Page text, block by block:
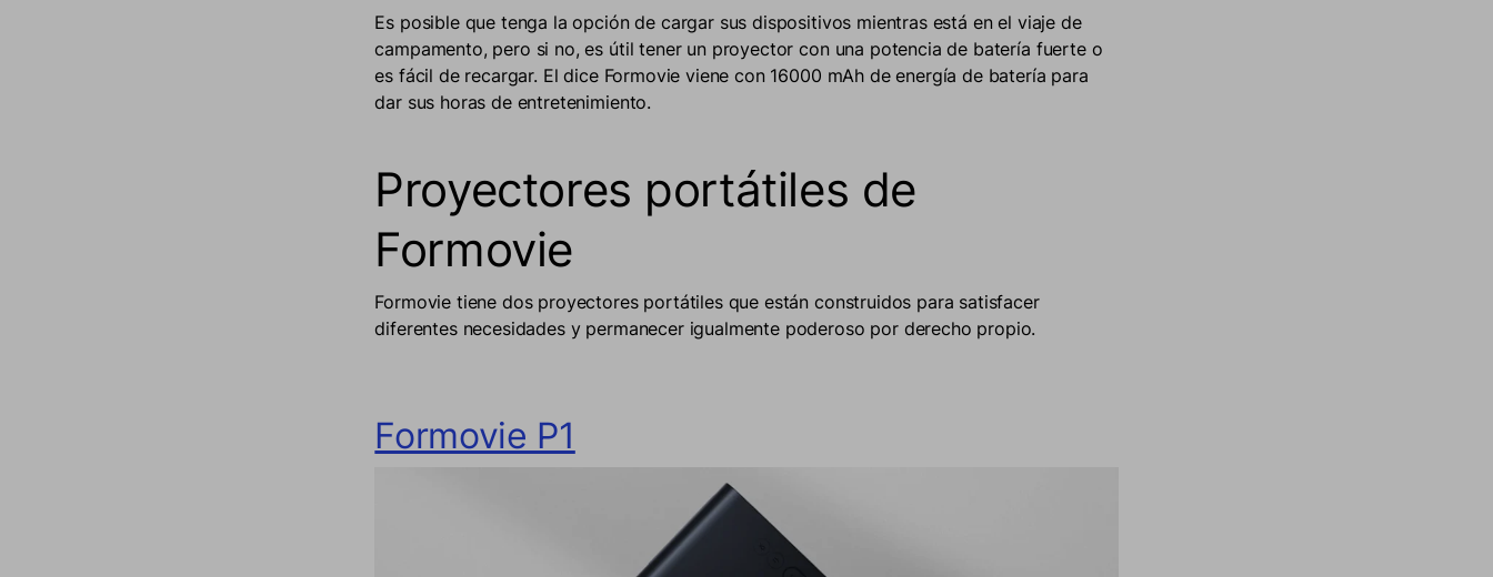
Es posible que tenga la opción de cargar sus dispositivos mientras está en el viaje de
campamento, pero si no, es útil tener un proyector con una potencia de batería fuerte o
es fácil de recargar. El dice Formovie viene con 16000 mAh de energía de batería para
dar sus horas de entretenimiento.
Proyectores portátiles de
Formovie
Formovie tiene dos proyectores portátiles que están construidos para satisfacer
diferentes necesidades y permanecer igualmente poderoso por derecho propio.
Formovie P1